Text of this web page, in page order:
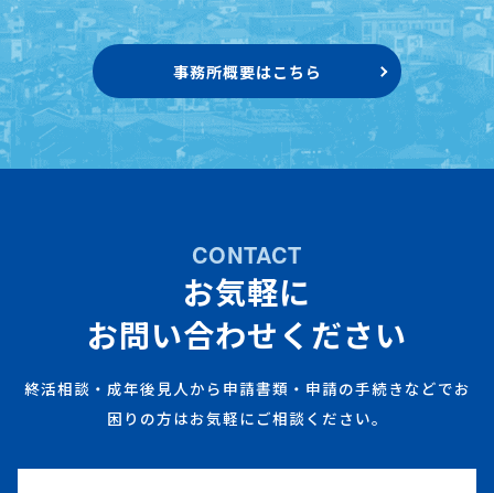
事務所概要はこちら
CONTACT
お気軽に
お問い合わせください
終活相談・成年後見人から申請書類・申請の手続きなどでお
困りの方はお気軽にご相談ください。